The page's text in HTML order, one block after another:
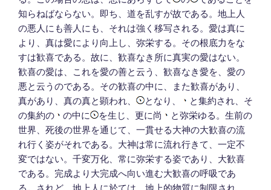
知らねばならない。即ち、道を乱すが故である。地上人
の悪人にも善人にも、それは強く移写される。愛は真に
より、真は愛により向上し、弥栄する。その根底力をな
すは歓喜である。故に、歓喜なき所に真実の愛はない。
歓喜の愛は、これを愛の善と云う、歓喜なき愛を、愛の
悪と云うのである。その歓喜の中に、また歓喜があり、
真があり、真の真と顕われ、
となり、
と集約され、そ
の集約の
の中に を生じ、更に尚
と弥栄ゆる。生前の
世界、死後の世界を通じて、一貫せる大神の大歓喜の流
れ行く姿がそれである。大神は常に流れ行きて、一定不
変ではない。千変万化、常に弥栄する姿であり、大歓喜
である。完成より大完成へ向い進む大歓喜の呼吸であ
る。されど、地上人に於ては、地上的物質に制限され、